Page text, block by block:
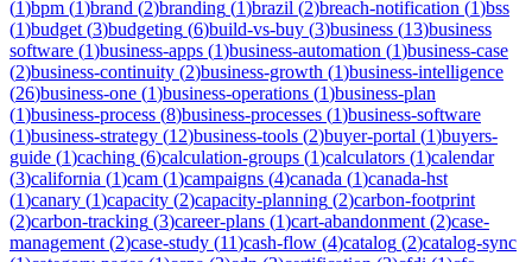
(1)bpm (1)brand (2)branding (1)brazil (2)breach-notification (1)bss
(1)budget (3)budgeting (6)build-vs-buy (3)business (13)business
software (1)business-apps (1)business-automation (1)business-case
(2)business-continuity (2)business-growth (1)business-intelligence
(26)business-one (1)business-operations (1)business-plan
(1)business-process (8)business-processes (1)business-software
(1)business-strategy (12)business-tools (2)buyer-portal (1)buyers-
guide (1)caching (6)calculation-groups (1)calculators (1)calendar
(3)california (1)cam (1)campaigns (4)canada (1)canada-hst
(1)canary (1)capacity (2)capacity-planning (2)carbon-footprint
(2)carbon-tracking (3)career-plans (1)cart-abandonment (2)case-
management (2)case-study (11)cash-flow (4)catalog (2)catalog-sync